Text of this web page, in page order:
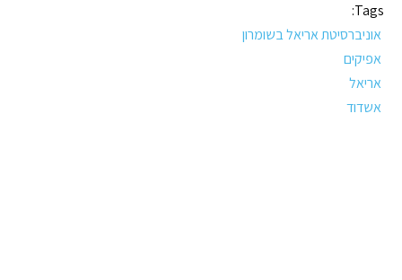
Tags:
אוניברסיטת אריאל בשומרון
אפיקים
אריאל
אשדוד